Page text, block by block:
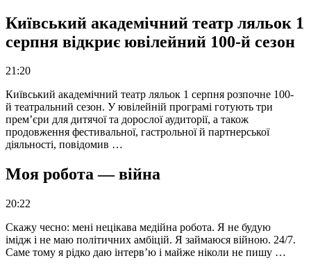
Київський академічний театр ляльок 1
серпня відкриє ювілейний 100-й сезон
21:20
Київський академічний театр ляльок 1 серпня розпочне 100-
й театральний сезон. У ювілейній програмі готують три
прем’єри для дитячої та дорослої аудиторії, а також
продовження фестивальної, гастрольної й партнерської
діяльності, повідомив …
Моя робота — війна
20:22
Скажу чесно: мені нецікава медійна робота. Я не будую
імідж і не маю політичних амбіцій. Я займаюся війною. 24/7.
Саме тому я рідко даю інтерв’ю і майже ніколи не пишу …